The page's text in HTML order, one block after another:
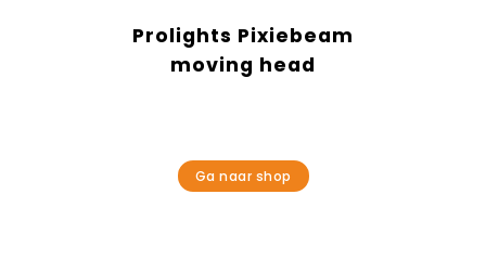
Prolights Pixiebeam
moving head
Ga naar shop